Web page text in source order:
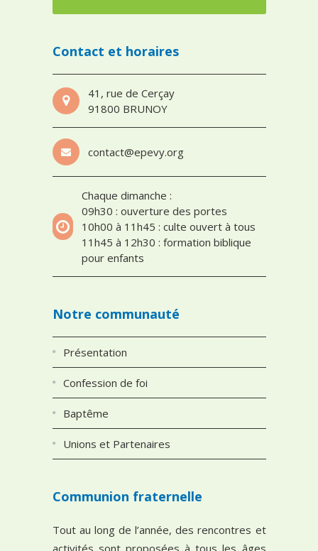
Contact et horaires
41, rue de Cerçay
91800 BRUNOY
contact@epevy.org
Chaque dimanche :
09h30 : ouverture des portes
10h00 à 11h45 : culte ouvert à tous
11h45 à 12h30 : formation biblique
pour enfants
Notre communauté
Présentation
Confession de foi
Baptême
Unions et Partenaires
Communion fraternelle
Tout au long de l’année, des rencontres et
activités sont proposées à tous les âges